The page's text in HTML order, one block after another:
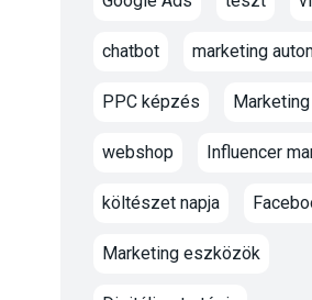
chatbot marketing
PPC képzés
webshop Influencer
költészet napja
Marketing eszközök